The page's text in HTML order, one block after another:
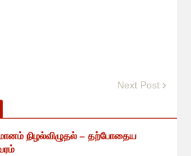
Next Post
நிழல்விழுதல் – தற்போதைய